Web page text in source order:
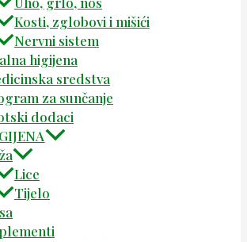
Kosti, zglobovi i mišići
Nervni sistem
higijena
sredstva
za sunčanje
dodaci
Lice
Tijelo